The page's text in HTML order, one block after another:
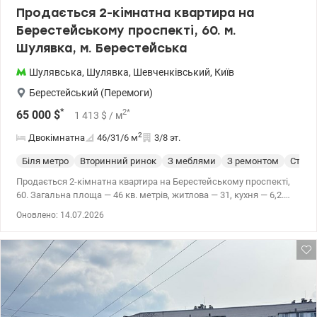
Продається 2-кімнатна квартира на
Берестейському проспекті, 60. м.
Шулявка, м. Берестейська
Шулявська, Шулявка, Шевченківський, Київ
Берестейський (Перемоги)
65 000 $* 1 413 $ / м2*
Двокімнатна 46/31/6 м2 3/8 эт.
Біля метро Вторинний ринок З меблями З ремонтом
Продається 2-кімнатна квартира на Берестейському проспекті,
60. Загальна площа — 46 кв. метрів, житлова — 31, кухня — 6,2.
кімнаті квартира дуже світла. Висота стель — 3 метри. Стан
житловий, але потребує ремонту. Встановлено нові радіатори,
частково замінено сантехніку. У будинку встановлено лічильник
на опалення, що дозволяє суттєво економити на комунальних
платежах. Вікна виходять на тиху, зелену вуличку, що забезпечує
Оновлено: 14.07.2026